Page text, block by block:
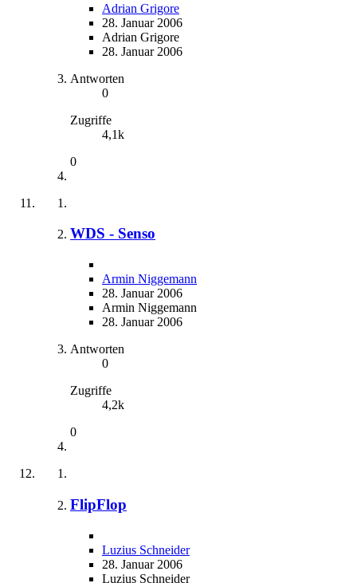
Adrian Grigore
28. Januar 2006
Adrian Grigore
28. Januar 2006
Antworten
0
Zugriffe
4,1k
0
WDS - Senso
Armin Niggemann
28. Januar 2006
Armin Niggemann
28. Januar 2006
Antworten
0
Zugriffe
4,2k
0
FlipFlop
Luzius Schneider
28. Januar 2006
Luzius Schneider